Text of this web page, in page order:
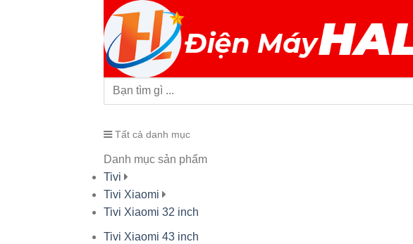
Tất cả danh mục
Danh mục sản phẩm
Tivi
Tivi Xiaomi
Tivi Xiaomi 32 inch
Tivi Xiaomi 43 inch